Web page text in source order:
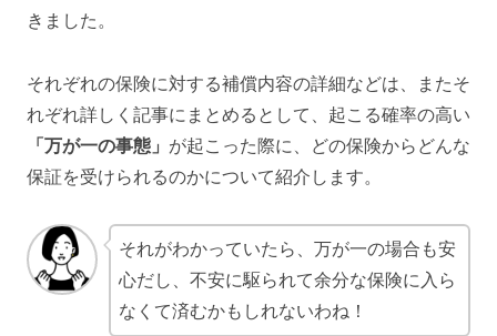
きました。
それぞれの保険に対する補償内容の詳細などは、またそ
れぞれ詳しく記事にまとめるとして、起こる確率の高い
「万が一の事態」 が起こった際に、どの保険からどんな
保証を受けられるのかについて紹介します。
それがわかっていたら、万が一の場合も安
心だし、不安に駆られて余分な保険に入ら
なくて済むかもしれないわね！